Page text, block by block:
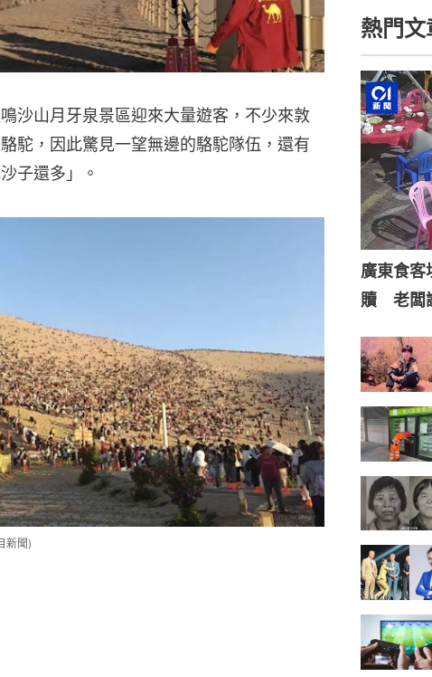
沙山月牙泉景區迎來大量遊客，不少來敦
駝，因此驚見一望無邊的駱駝隊伍，還有
子還多」。
新聞)
熱門文
廣東食
贖 老闆